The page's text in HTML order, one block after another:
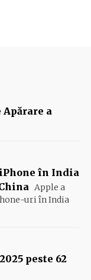
a
în India
Apple a
uri în India
peste 62